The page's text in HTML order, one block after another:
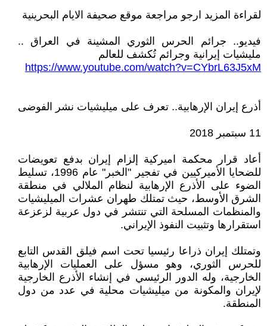
لقراءة المزيد ارجو مراجعة موقع صحيفة الايام البحرينية
فيديو.. جرائم الحرس الثوري المشينة في العراق ..
مليشيات إيرانية وجرائم تُكشف للعالم
https://www.youtube.com/watch?v=CYbrL63J5xM
أذرع إيران الإرهابية.. تعرف على ميليشيات نشر الفوضى
11 سبتمبر 2018
أعاد قرار محكمة اميركية إلزام إيران بدفع تعويضات
للضحايا الأميركيين في تفجير "الخبر" عام 1996، تسليط
الضوء على الأذرع الإرهابية لنظام الملالي في منطقة
الشرق الأوسط، حيث تمتلك طهران عشرات الميليشيات
والمنظمات المسلحة التي تنتشر في دول عربية لزعزعة
استقرارها وتثبيت النفوذ الإيراني.
وتمتلك إيران ذراعا رئيسيا تحت اسم فيلق القدس التابع
للحرس الثوري، وهو مسؤل على العمليات الإرهابية
الخارجية، وله الدور الرئيسي في إنشاء الأذرع الخارجية
لإيران والمكونة من ميليشيات محلية في عدد من دول
المنطقة.